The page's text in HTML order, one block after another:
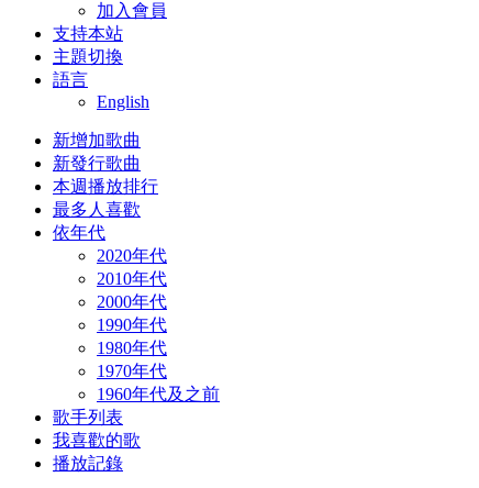
加入會員
支持本站
主題切換
語言
English
新增加歌曲
新發行歌曲
本週播放排行
最多人喜歡
依年代
2020年代
2010年代
2000年代
1990年代
1980年代
1970年代
1960年代及之前
歌手列表
我喜歡的歌
播放記錄